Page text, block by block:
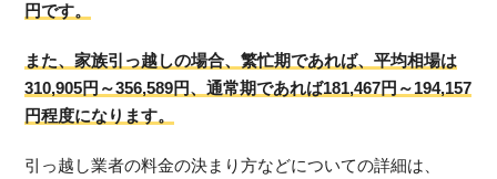
円です。
また、家族引っ越しの場合、繁忙期であれば、平均相場は
310,905円～356,589円、通常期であれば181,467円～194,157
円程度になります。
引っ越し業者の料金の決まり方などについての詳細は、